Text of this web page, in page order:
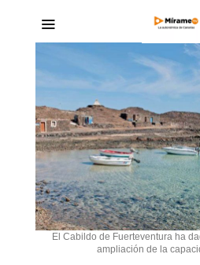
El Cabildo de Fuerteventura ha
ampliación de la